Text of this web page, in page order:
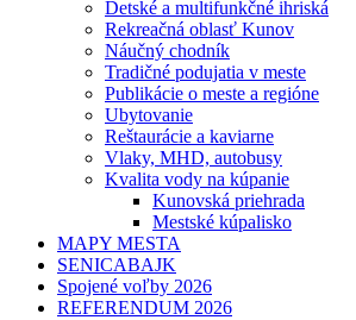
Detské a multifunkčné ihriská
Rekreačná oblasť Kunov
Náučný chodník
Tradičné podujatia v meste
Publikácie o meste a regióne
Ubytovanie
Reštaurácie a kaviarne
Vlaky, MHD, autobusy
Kvalita vody na kúpanie
Kunovská priehrada
Mestské kúpalisko
MAPY MESTA
SENICABAJK
Spojené voľby 2026
REFERENDUM 2026